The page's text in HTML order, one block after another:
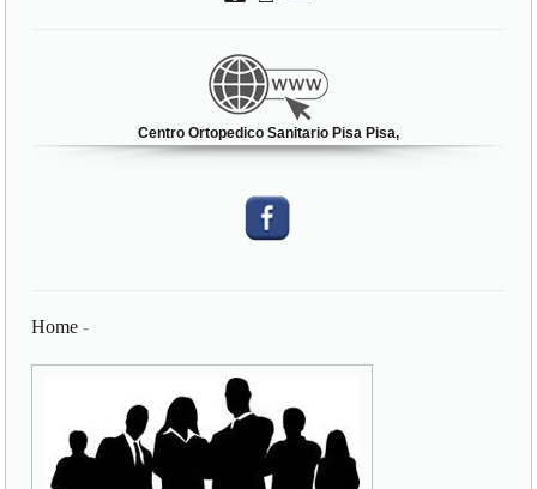
Centro Ortopedico Sanitario Pisa Pisa,
Home -